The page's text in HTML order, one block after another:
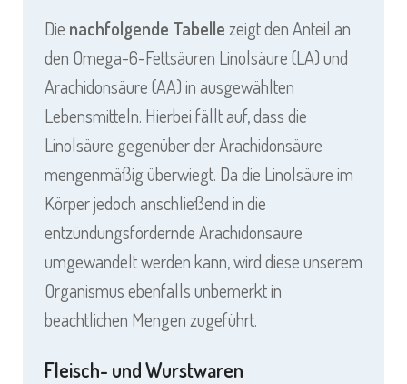
Die nachfolgende Tabellezeigt den Anteil an
den Omega-6-Fettsäuren Linolsäure (LA) und
Arachidonsäure (AA) in ausgewählten
Lebensmitteln. Hierbei fällt auf, dass die
Linolsäure gegenüber der Arachidonsäure
mengenmäßig überwiegt. Da die Linolsäure im
Körper jedoch anschließend in die
entzündungsfördernde Arachidonsäure
umgewandelt werden kann, wird diese unserem
Organismus ebenfalls unbemerkt in
beachtlichen Mengen zugeführt.
Fleisch- und Wurstwaren